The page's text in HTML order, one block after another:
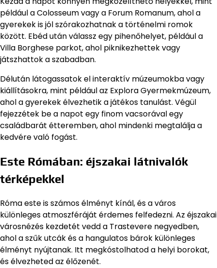
például a Colosseum vagy a Forum Romanum, ahol a
gyerekek is jól szórakozhatnak a történelmi romok
között. Ebéd után válassz egy pihenőhelyet, például a
Villa Borghese parkot, ahol piknikezhettek vagy
játszhattok a szabadban.
Délután látogassatok el interaktív múzeumokba vagy
kiállításokra, mint például az Explora Gyermekmúzeum,
ahol a gyerekek élvezhetik a játékos tanulást. Végül
fejezzétek be a napot egy finom vacsorával egy
családbarát étteremben, ahol mindenki megtalálja a
kedvére való fogást.
Este Rómában: éjszakai látnivalók
térképekkel
Róma este is számos élményt kínál, és a város
különleges atmoszféráját érdemes felfedezni. Az éjszakai
városnézés kezdetét vedd a Trastevere negyedben,
ahol a szűk utcák és a hangulatos bárok különleges
élményt nyújtanak. Itt megkóstolhatod a helyi borokat,
és élvezheted az élőzenét.